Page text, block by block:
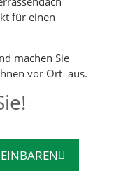
für einen
machen Sie
vor Ort aus.